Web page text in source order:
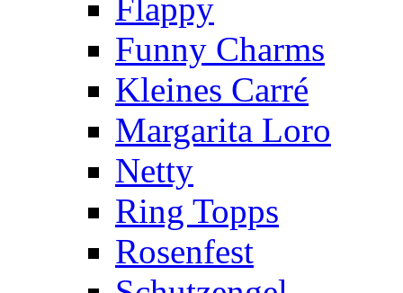
Flappy
Funny Charms
Kleines Carré
Margarita Loro
Netty
Ring Topps
Rosenfest